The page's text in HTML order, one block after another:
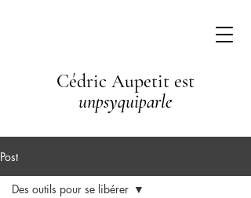
Cédric Aupetit est
unpsyquiparle
Post
Des outils pour se libérer